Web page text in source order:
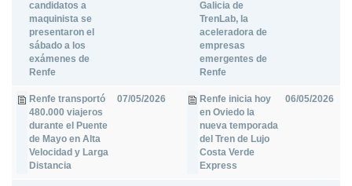
candidatos a
maquinista se
presentaron el
sábado a los
exámenes de
Renfe
Galicia de
TrenLab, la
aceleradora de
empresas
emergentes de
Renfe
Renfe transportó
480.000 viajeros
durante el Puente
de Mayo en Alta
Velocidad y Larga
Distancia
07/05/2026
Renfe inicia hoy
en Oviedo la
nueva temporada
del Tren de Lujo
Costa Verde
Express
06/05/2026